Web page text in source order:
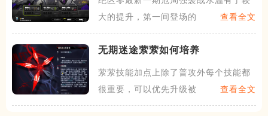
大的提升，第一间登场的是全
查看全文
无期迷途萦萦如何培养
萦萦技能加点上除了普攻外每个技能都
很重要，可以优先升级被动花
查看全文